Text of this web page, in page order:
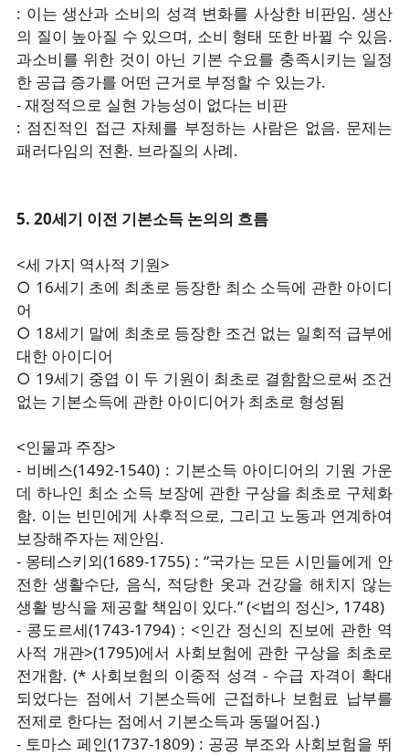
: 이는 생산과 소비의 성격 변화를 사상한 비판임. 생산
의 질이 높아질 수 있으며, 소비 형태 또한 바뀔 수 있음.
과소비를 위한 것이 아닌 기본 수요를 충족시키는 일정
한 공급 증가를 어떤 근거로 부정할 수 있는가.
- 재정적으로 실현 가능성이 없다는 비판
: 점진적인 접근 자체를 부정하는 사람은 없음. 문제는
패러다임의 전환. 브라질의 사례.
5. 20세기 이전 기본소득 논의의 흐름
<세 가지 역사적 기원>
○ 16세기 초에 최초로 등장한 최소 소득에 관한 아이디
어
○ 18세기 말에 최초로 등장한 조건 없는 일회적 급부에
대한 아이디어
○ 19세기 중엽 이 두 기원이 최초로 결함함으로써 조건
없는 기본소득에 관한 아이디어가 최초로 형성됨
<인물과 주장>
- 비베스(1492-1540) : 기본소득 아이디어의 기원 가운
데 하나인 최소 소득 보장에 관한 구상을 최초로 구체화
함. 이는 빈민에게 사후적으로, 그리고 노동과 연계하여
보장해주자는 제안임.
- 몽테스키외(1689-1755) : “국가는 모든 시민들에게 안
전한 생활수단, 음식, 적당한 옷과 건강을 해치지 않는
생활 방식을 제공할 책임이 있다.” (<법의 정신>, 1748)
- 콩도르세(1743-1794) : <인간 정신의 진보에 관한 역
사적 개관>(1795)에서 사회보험에 관한 구상을 최초로
전개함. (* 사회보험의 이중적 성격 - 수급 자격이 확대
되었다는 점에서 기본소득에 근접하나 보험료 납부를
전제로 한다는 점에서 기본소득과 동떨어짐.)
- 토마스 페인(1737-1809) : 공공 부조와 사회보험을 뛰